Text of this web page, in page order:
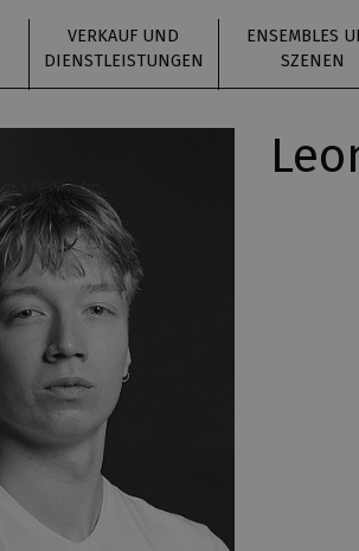
VERKAUF UND
DIENSTLEISTUNGEN
ENSEMBLES
SZENEN